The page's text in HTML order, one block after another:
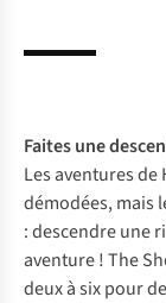
Faites une
Les aventures
démodées, mais
: descendre une
aventure ! The
deux à six pour